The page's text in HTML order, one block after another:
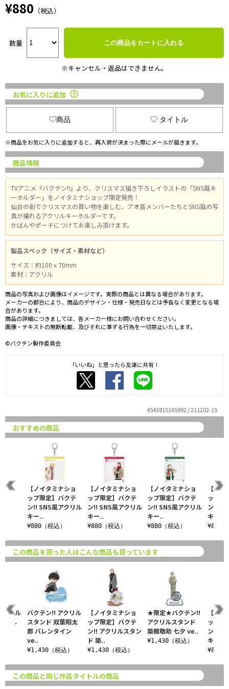
¥880 （税込）
数量 この商品をカートに入れる
※キャンセル・返品はできません。
お気に入りに追加
商品 タイトル
※商品をお気に入りに追加すると、再入荷が決まった際にメールが届きます。
商品情報
TVアニメ『バクテン!!』より、クリスマス描き下ろしイラストの「SNS風キ
ーホルダー」をノイタミナショップ限定発売！
仙台の街でクリスマスの買い物を楽しむ、アオ高メンバーたちとSNS風の写
真が撮れるアクリルキーホルダーです。
かばんやポーチにつけてお楽しみ頂けます。
製品スペック（サイズ・素材など）
サイズ：約100ｘ70mm
素材：アクリル
商品の写真および画像はイメージです。実際の商品とは異なる場合があります。
メーカーの都合により、商品のデザイン・仕様・発売日などは予告なく変更となる場
合があります。
商品の詳細につきましては、各メーカー様にお問い合わせください。
画像・テキストの無断転載、及びそれに準ずる行為を一切禁止いたします。
©バクテン製作委員会
「いいね」と思ったら友達に共有！
4543815165992 / 211202-15
おすすめの商品
【ノイタミナショ
ップ限定】バクテ
ン!! SNS風アクリル
キー..
¥880（税込）
【ノイタミナショ
ップ限定】バクテ
ン!! SNS風アクリル
キー..
¥880（税込）
【ノ
ップ限
ン!!
キー..
¥880
【ノイタミナショ
ップ限定】バクテ
ン!! SNS風アクリル
キー..
¥880（税込）
この商品を買った人はこんな商品も買っています
【ノイタミナショ
ップ限定】バクテ
ン!! アクリルスタン
ド 築..
¥1,430（税込）
★限定★バクテン!!
アクリルスタンド
築館敬助 七夕 ve..
¥1,430（税込）
【ノ
ップ限
ン!!
キー..
¥880
クリル
まし
バクテン!! アクリル
スタンド 双葉翔太
郎 バレンタイン
ve..
¥1,430（税込）
この商品と同じ作品タイトルの商品